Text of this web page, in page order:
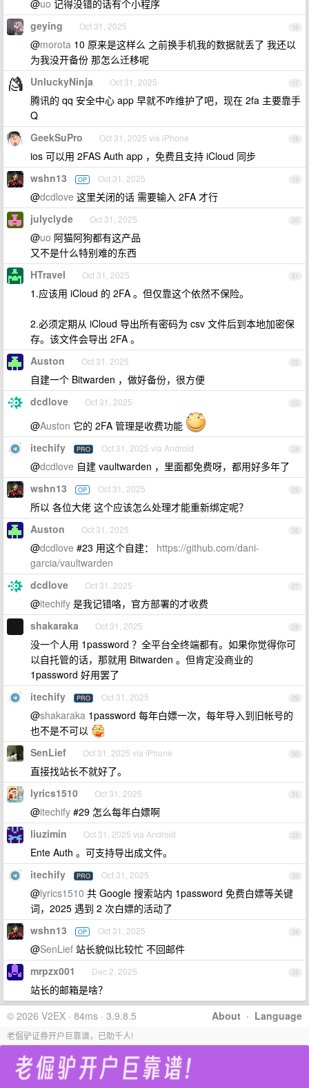
@uo 记得没错的话有个小程序
16
geying Oct 31, 2025
@morota 10 原来是这样么 之前换手机我的数据就丢了 我还以
为我没开备份 那怎么迁移呢
17
UnluckyNinja Oct 31, 2025
腾讯的 qq 安全中心 app 早就不咋维护了吧，现在 2fa 主要靠手
Q
18
GeekSuPro Oct 31, 2025 via iPhone
ios 可以用 2FAS Auth app ，免费且支持 iCloud 同步
19
wshn13 OP Oct 31, 2025
@dcdlove 这里关闭的话 需要输入 2FA 才行
20
julyclyde Oct 31, 2025
@uo 阿猫阿狗都有这产品
又不是什么特别难的东西
21
HTravel Oct 31, 2025
1.应该用 iCloud 的 2FA 。但仅靠这个依然不保险。
2.必须定期从 iCloud 导出所有密码为 csv 文件后到本地加密保
存。该文件会导出 2FA 。
22
Auston Oct 31, 2025
自建一个 Bitwarden ，做好备份，很方便
23
dcdlove Oct 31, 2025
@Auston 它的 2FA 管理是收费功能
24
itechify PRO Oct 31, 2025 via Android
@dcdlove 自建 vaultwarden ，里面都免费呀，都用好多年了
25
wshn13 OP Oct 31, 2025
所以 各位大佬 这个应该怎么处理才能重新绑定呢？
26
Auston Oct 31, 2025
@dcdlove #23 用这个自建： https://github.com/dani-
garcia/vaultwarden
27
dcdlove Oct 31, 2025
@itechify 是我记错咯，官方部署的才收费
28
shakaraka Oct 31, 2025
没一个人用 1password ？全平台全终端都有。如果你觉得你可
以自托管的话，那就用 Bitwarden 。但肯定没商业的
1password 好用罢了
29
itechify PRO Oct 31, 2025
@shakaraka 1password 每年白嫖一次，每年导入到旧帐号的
也不是不可以
30
SenLief Oct 31, 2025 via iPhone
直接找站长不就好了。
31
lyrics1510 Oct 31, 2025
@itechify #29 怎么每年白嫖啊
32
liuzimin Oct 31, 2025 via Android
Ente Auth 。可支持导出成文件。
33
itechify PRO Oct 31, 2025
@lyrics1510 共 Google 搜索站内 1password 免费白嫖等关键
词，2025 遇到 2 次白嫖的活动了
34
wshn13 OP Oct 31, 2025
@SenLief 站长貌似比较忙 不回邮件
35
mrpzx001 Dec 2, 2025
站长的邮箱是啥？
About · Language
© 2026 V2EX · 84ms · 3.9.8.5
老倔驴证券开户巨靠谱，已助千人!